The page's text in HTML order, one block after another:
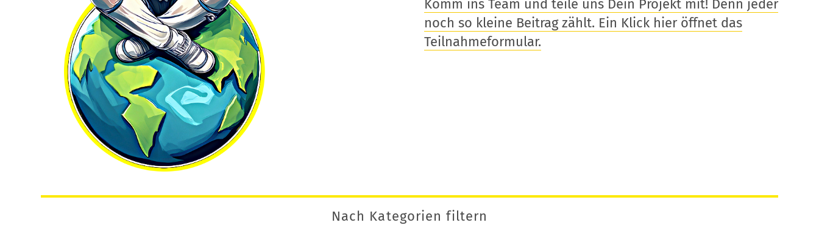
Komm ins Team und teile uns Dein Projekt mit! Denn jeder
noch so kleine Beitrag zählt. Ein Klick hier öffnet das
Teilnahmeformular.
Nach Kategorien filtern